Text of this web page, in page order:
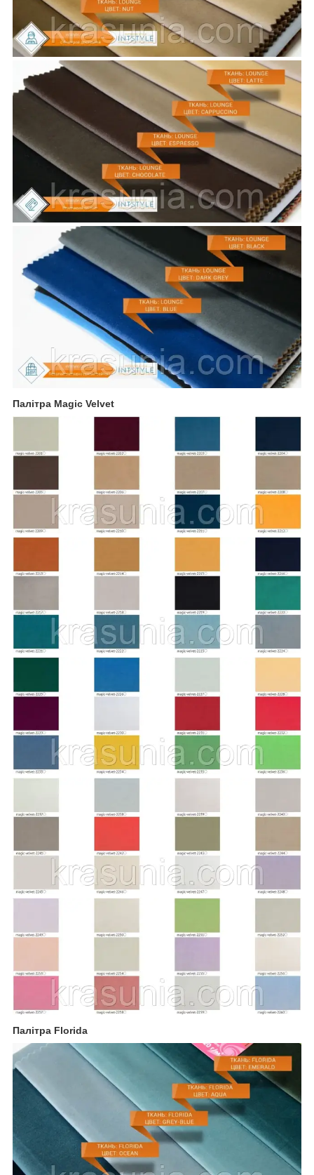
Палітра Magic Velvet
Палітра Florida